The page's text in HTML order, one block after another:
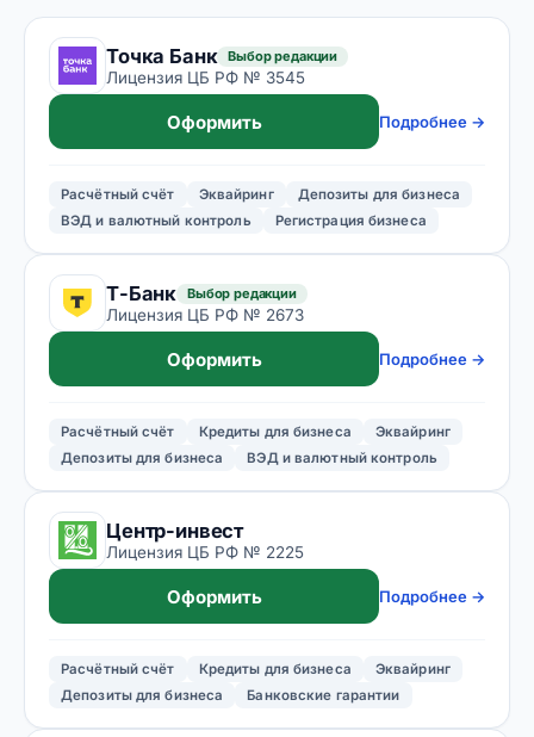
Точка Банк Выбор редакции
Лицензия ЦБ РФ № 3545
Оформить Подробнее →
Расчётный счёт Эквайринг
Депозиты для бизнеса
ВЭД и валютный контроль
Регистрация бизнеса
Т-Банк Выбор редакции
Лицензия ЦБ РФ № 2673
Оформить Подробнее →
Расчётный счёт Кредиты для бизнеса
Эквайринг
Депозиты для бизнеса
ВЭД и валютный контроль
Центр-инвест
Лицензия ЦБ РФ № 2225
Оформить Подробнее →
Расчётный счёт Кредиты для бизнеса
Эквайринг
Депозиты для бизнеса
Банковские гарантии